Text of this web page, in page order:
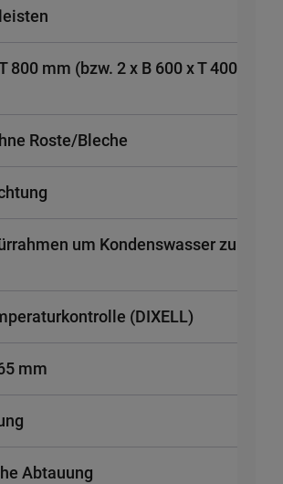
800 mm (bzw. 2 x B 600 x T 400
Roste/Bleche
um Kondenswasser zu
(DIXELL)
mm
Abtauung